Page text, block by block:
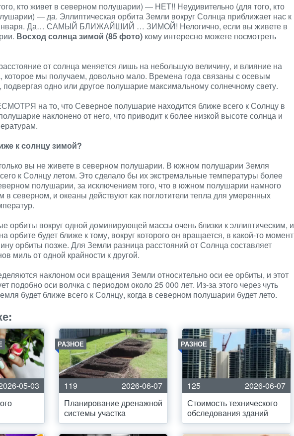
кто живет в северном полушарии) — НЕТ!! Неудивительно (для того, кто
— да. Эллиптическая орбита Земли вокруг Солнца приближает нас к
Да… САМЫЙ БЛИЖАЙШИЙ … ЗИМОЙ! Нелогично, если вы живете в
Восход солнца зимой (85 фото) кому интересно можете посмотреть
от солнца меняется лишь на небольшую величину, и влияние на
которое мы получаем, довольно мало. Времена года связаны с осевым
одно или другое полушарие максимальному солнечному свету.
на то, что Северное полушарие находится ближе всего к Солнцу в
наклонено от него, что приводит к более низкой высоте солнца и
к солнцу зимой?
вы не живете в северном полушарии. В южном полушарии Земля
к Солнцу летом. Это сделало бы их экстремальные температуры более
полушарии, за исключением того, что в южном полушарии намного
в северном, и океаны действуют как поглотители тепла для умеренных
орбиты вокруг одной доминирующей массы очень близки к эллиптическим, и
орбите будет ближе к тому, вокруг которого он вращается, в какой-то момент
орбиты позже. Для Земли разница расстояний от Солнца составляет
миль от одной крайности к другой.
наклоном оси вращения Земли относительно оси ее орбиты, и этот
подобно оси волчка с периодом около 25 000 лет. Из-за этого через чуть
будет ближе всего к Солнцу, когда в северном полушарии будет лето.
05-03
РАЗНОЕ
119
2026-06-07
Планирование дренажной
системы участка
РАЗНОЕ
125
2026-06-07
Стоимость технического
обследования зданий